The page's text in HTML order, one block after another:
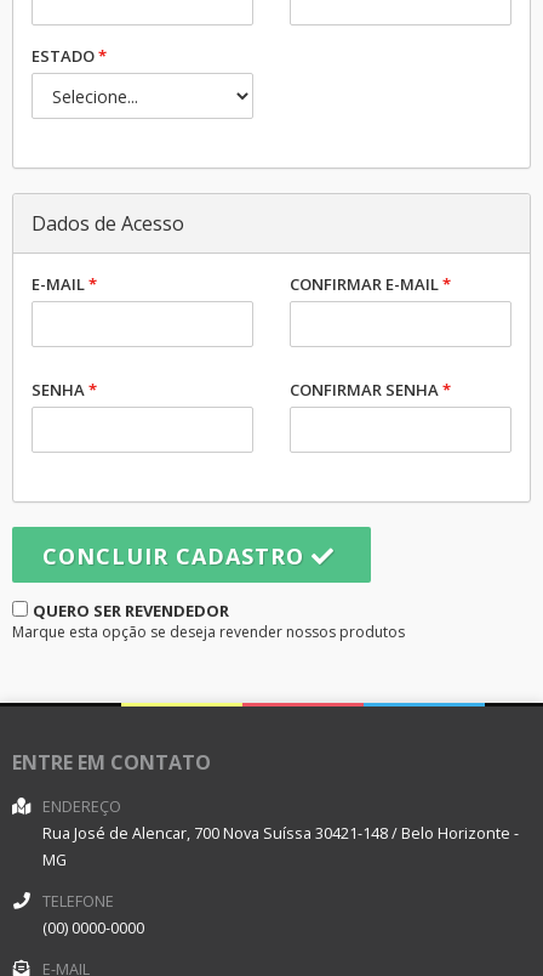
ESTADO*
Dados de Acesso
E-MAIL* CONFIRMAR E-MAIL*
SENHA* CONFIRMAR SENHA*
CONCLUIR CADASTRO
QUERO SER REVENDEDOR
Marque esta opção se deseja revender nossos produtos
ENTRE EM CONTATO
ENDEREÇO
Rua José de Alencar, 700Nova Suíssa 30421-148/Belo Horizonte -
MG
TELEFONE
(00) 0000-0000
E-MAIL